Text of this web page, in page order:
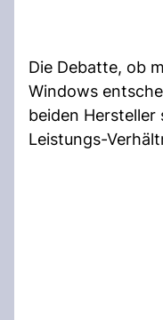
Die Debatte, ob
Windows
beiden Hersteller
Leistungs-